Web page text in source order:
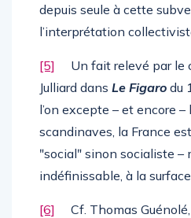
depuis seule à cette
l’interprétation
[5] Un fait relevé par le
Julliard dans Le Figaro du
l’on excepte – et encore –
scandinaves, la France
ʺsocialʺ sinon socialiste –
indéfinissable, à la
[6] Cf. Thomas